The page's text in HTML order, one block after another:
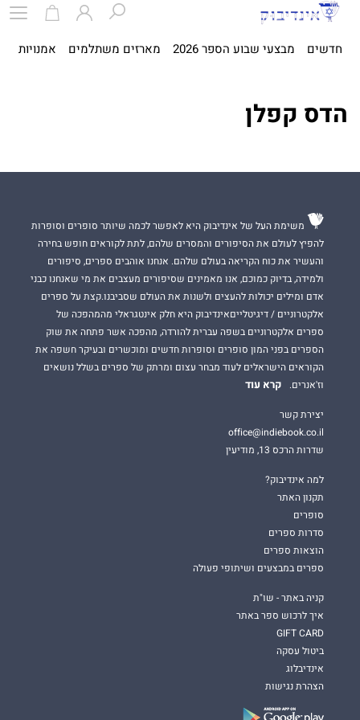
חדשים מבצעי שבוע הספר 2026 מארזים משתלמים אמנויות
הדס קפלן
משימת העל של אינדיבוק היא לאפשר לכמה שיותר סופרים וסופרות
להפיץ לעולם את הסיפורים והמסרים שלהם, לתת לקוראים חופש בחירה
והעשיר את כוח הקריאה בעולם שלהם. אנחנו אוהבים ספרים, סיפורים
ולמידה, בדיוק כמוכם, אנו מאמינים שסיפורים מעצבים את מי שאנחנו כבני
אדם ומילים יכולות להעצים ולשנות את העולם שסביבנו.קצת על ספרים
אלקטרוניים / דיגיטלייםאינדיבוק היא חלק אינטגראלי מהמהפכה של
ספרים אלקטרוניים בשפה עברית להורדה, מהפכה אשר פתחה את שוק
הספרים בפני המון סופרים וסופרות חדשים ומוכשרים ובעיקר חשפה את
הקוראים הישראלים לעוד מבחר עצום ומרתק של ספרים בשלל נושאים
וז'אנרים.
קרא עוד
יצירת קשר
office@indiebook.co.il
שדרות הרכס 13, מודיעין
למה אינדיבוק?
תקנון האתר
סופרים
סדרות ספרים
הוצאות ספרים
ספרים במבצעים ושיתופי פעולה
קניה באתר - שו"ת
איך לרכוש ספר באתר
GIFT CARD
ביטול עסקה
אינדיבלוג
הצהרת נגישות